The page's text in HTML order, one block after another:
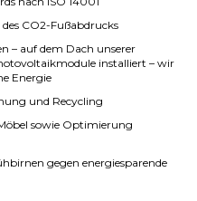
CO2-Fußabdrucks
– auf dem Dach unserer
installiert – wir
Energie
und Recycling
sowie Optimierung
gegen energiesparende